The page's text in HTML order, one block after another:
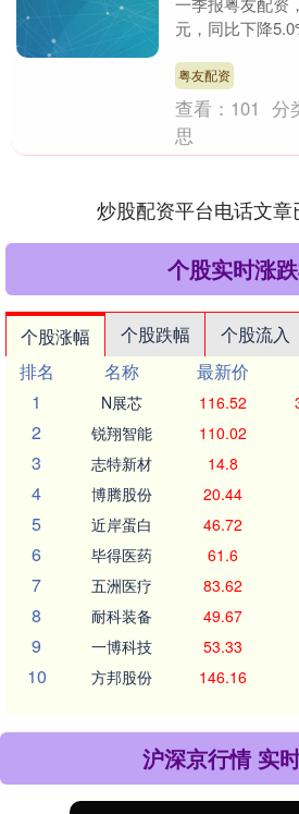
元，同比下降
粤友配资
查看： 101 分
思
炒股配资平台电话文
个股实时涨
个股涨幅 个股跌幅 个股流入
排名
名称 最新价
1
N展芯 116.52
2 锐翔智能 110.02
3 志特新材 14.8
4 博腾股份 20.44
5 近岸蛋白 46.72
6 毕得医药 61.6
7 五洲医疗 83.62
8 耐科装备 49.67
9 一博科技 53.33
10 方邦股份 146.16
沪深京行情 实